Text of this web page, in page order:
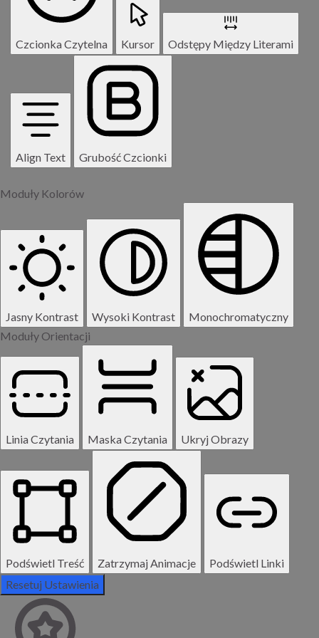
Czcionka Czytelna Kursor Odstępy Między Literami
Align Text Grubość Czcionki
Moduły Kolorów
Jasny Kontrast Wysoki Kontrast
Monochromatyczny
Moduły Orientacji
Linia Czytania Maska Czytania Ukryj Obrazy
Podświetl Treść Zatrzymaj Animacje
Podświetl Linki
Resetuj Ustawienia